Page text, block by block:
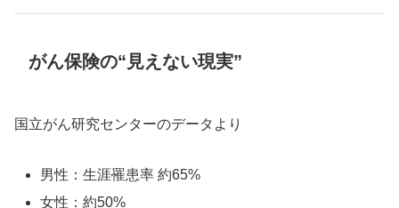
がん保険の“見えない現実”
国立がん研究センターのデータより
男性：生涯罹患率 約65%
女性：約50%